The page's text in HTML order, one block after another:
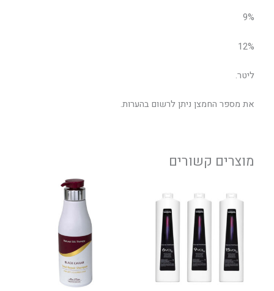
9%
12%
ליטר.
את מספר החמצן ניתן לרשום בהערות.
מוצרים קשורים